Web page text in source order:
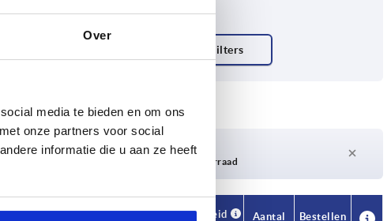
Over
media te bieden en om ons
onze partners voor social
informatie die u aan ze heeft
Levertijd op aanvraag
Momenteel niet op voorraad
Beschikbaarheid
Aantal Bestellen